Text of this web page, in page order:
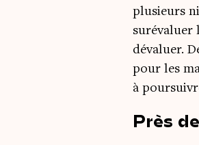
plu­sieurs
sur­éva­luer
déva­luer.
pour les
à
Près